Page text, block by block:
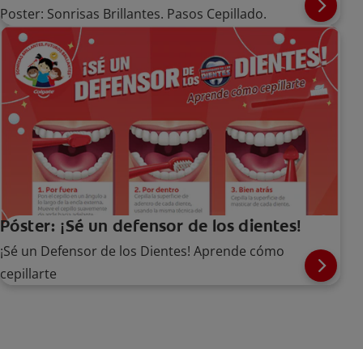
Poster: Sonrisas Brillantes. Pasos Cepillado.
Póster: ¡Sé un defensor de los dientes!
¡Sé un Defensor de los Dientes! Aprende cómo
cepillarte